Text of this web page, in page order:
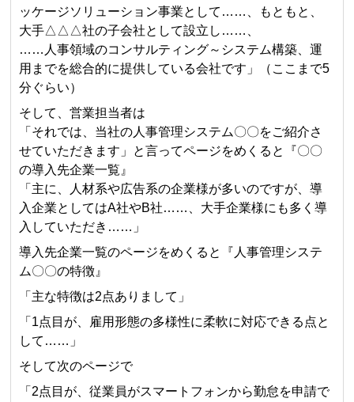
ッケージソリューション事業として……、もともと、
大手△△△社の子会社として設立し……、
……人事領域のコンサルティング～システム構築、運
用までを総合的に提供している会社です」（ここまで5
分ぐらい）
そして、営業担当者は
「それでは、当社の人事管理システム〇〇をご紹介さ
せていただきます」と言ってページをめくると『〇〇
の導入先企業一覧』
「主に、人材系や広告系の企業様が多いのですが、導
入企業としてはA社やB社……、大手企業様にも多く導
入していただき……」
導入先企業一覧のページをめくると『人事管理システ
ム〇〇の特徴』
「主な特徴は2点ありまして」
「1点目が、雇用形態の多様性に柔軟に対応できる点と
して……」
そして次のページで
「2点目が、従業員がスマートフォンから勤怠を申請で